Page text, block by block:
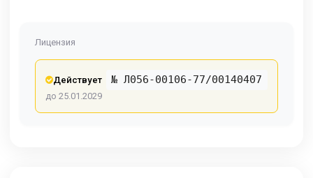
Лицензия
Действует № Л056-00106-77/00140407
до 25.01.2029